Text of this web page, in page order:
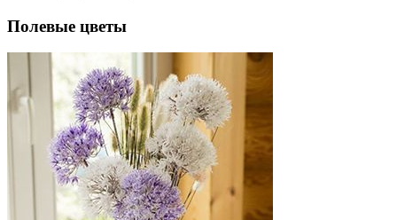
Полевые цветы